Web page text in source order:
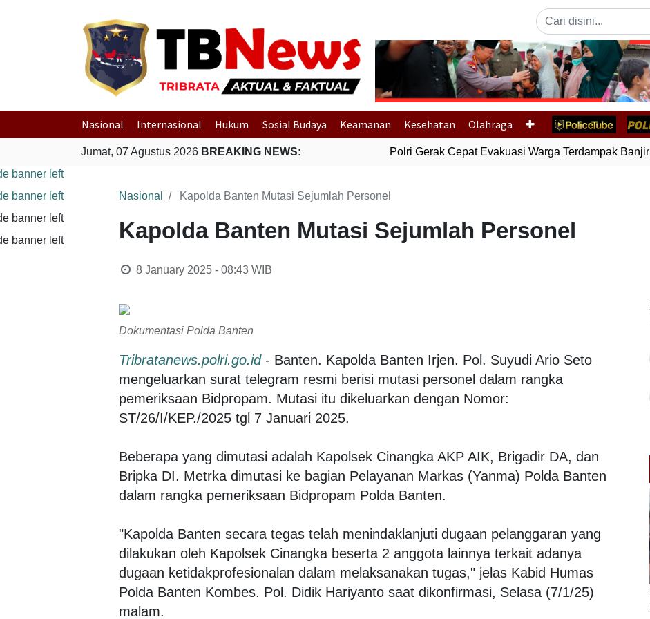
Previous
Nasional Internasional Hukum Sosial Budaya Keamanan Kesehatan Olahraga
Jumat, 07 Agustus 2026 BREAKING NEWS: Polri Gerak Cepat Evakuasi Warga Terdampak Banjir
Nasional Kapolda Banten Mutasi Sejumlah Personel
Kapolda Banten Mutasi Sejumlah Personel
8 January 2025 - 08:43WIB
Dokumentasi Polda Banten
Tribratanews.polri.go.id- Banten. Kapolda Banten Irjen. Pol. Suyudi Ario Seto
mengeluarkan surat telegram resmi berisi mutasi personel dalam rangka
pemeriksaan Bidpropam. Mutasi itu dikeluarkan dengan Nomor:
ST/26/I/KEP./2025 tgl 7 Januari 2025.
Beberapa yang dimutasi adalah Kapolsek Cinangka AKP AIK, Brigadir DA, dan
Bripka DI. Metrka dimutasi ke bagian Pelayanan Markas (Yanma) Polda Banten
dalam rangka pemeriksaan Bidpropam Polda Banten.
"Kapolda Banten secara tegas telah menindaklanjuti dugaan pelanggaran yang
dilakukan oleh Kapolsek Cinangka beserta 2 anggota lainnya terkait adanya
dugaan ketidakprofesionalan dalam melaksanakan tugas," jelas Kabid Humas
Polda Banten Kombes. Pol. Didik Hariyanto saat dikonfirmasi, Selasa (7/1/25)
malam.